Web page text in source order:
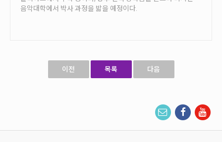
음악대학에서 박사 과정을 밟을 예정이다.
이전 목록 다음